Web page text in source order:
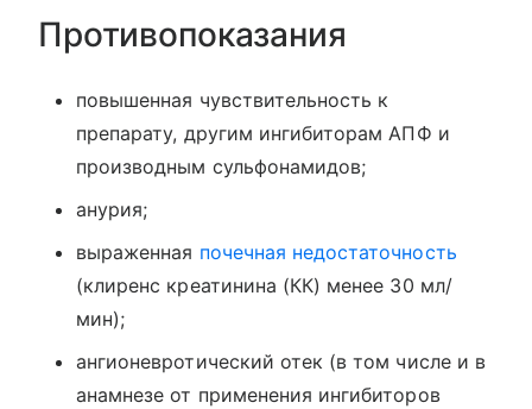
Противопоказания
повышенная чувствительность к
препарату, другим ингибиторам АПФ и
производным сульфонамидов;
анурия;
выраженная почечная недостаточность
(клиренс креатинина (КК) менее 30 мл/
мин);
ангионевротический отек (в том числе и в
анамнезе от применения ингибиторов